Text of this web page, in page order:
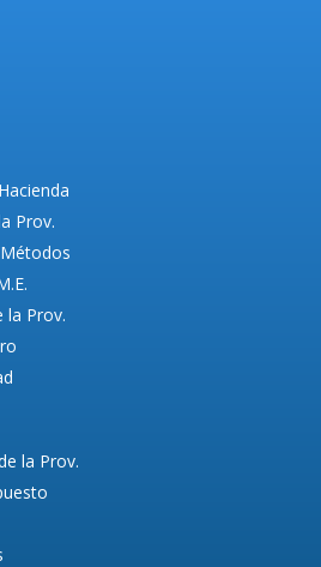
Prov.
la Prov.
la Prov.